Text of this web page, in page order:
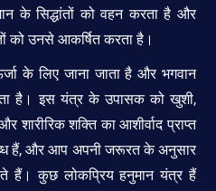
के सिद्धांतों को वहन करता है और
को उनसे आकर्षित करता है।
के लिए जाना जाता है और भगवान
है। इस यंत्र के उपासक को खुशी,
शारीरिक शक्ति का आशीर्वाद प्राप्त
हैं, और आप अपनी जरूरत के अनुसार
हैं। कुछ लोकप्रिय हनुमान यंत्र हैं